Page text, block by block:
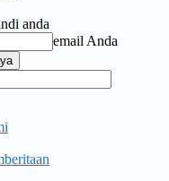
anda
email Anda